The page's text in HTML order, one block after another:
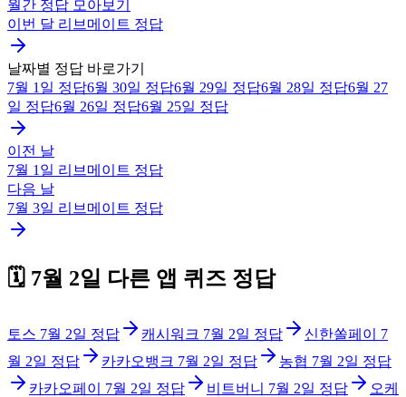
월간 정답 모아보기
이번 달 리브메이트 정답
날짜별 정답 바로가기
7월 1일 정답6월 30일 정답6월 29일 정답6월 28일 정답6월 27
일 정답6월 26일 정답6월 25일 정답
이전 날
7월 1일 리브메이트 정답
다음 날
7월 3일 리브메이트 정답
🗓️ 7월 2일 다른 앱 퀴즈 정답
토스 7월 2일 정답 캐시워크 7월 2일 정답 신한쏠페이
7
월 2일 정답 카카오뱅크 7월 2일 정답 농협 7월 2일 정답
카카오페이
7월 2일 정답 비트버니 7월 2일 정답
오케